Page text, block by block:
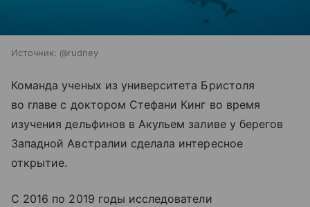
Источник: @rudney
Команда ученых из университета Бристоля
во главе с доктором Стефани Кинг во время
изучения дельфинов в Акульем заливе у берегов
Западной Австралии сделала интересное
открытие.
С 2016 по 2019 годы исследователи